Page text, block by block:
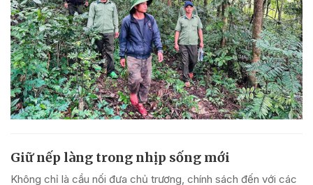
Giữ nếp làng trong nhịp sống mới
Không chỉ là cầu nối đưa chủ trương, chính sách đến với các